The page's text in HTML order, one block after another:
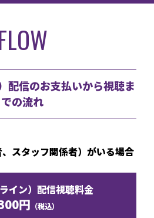
配信のお支払いから視聴ま
での流れ
スタッフ関係者）がいる場合
イン）配信視聴料金
円 （税込）